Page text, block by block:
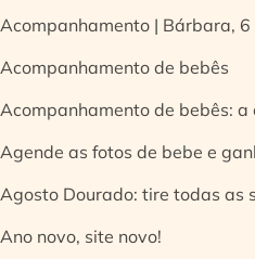
Acompanhamento | Bárbara, 6
Acompanhamento de bebês
Acompanhamento de bebês:
Agende as fotos de bebe e
Agosto Dourado: tire todas as
Ano novo, site novo!